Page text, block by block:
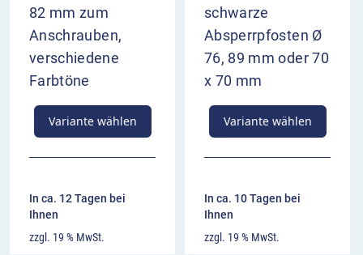
82 mm zum
Anschrauben,
verschiedene
Farbtöne
Variante wählen
In ca. 12 Tagen bei
Ihnen
zzgl. 19 % MwSt.
schwarze
Absperrpfosten Ø
76, 89 mm oder 70
x 70 mm
Variante wählen
In ca. 10 Tagen bei
Ihnen
zzgl. 19 % MwSt.